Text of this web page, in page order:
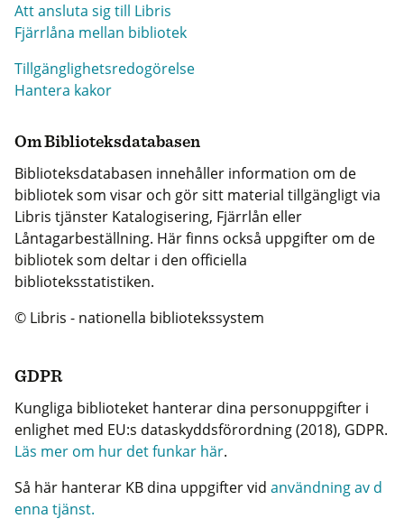
Att ansluta sig till Libris
Fjärrlåna mellan bibliotek
Tillgänglighetsredogörelse
Hantera kakor
Om Biblioteksdatabasen
Biblioteksdatabasen innehåller information om de
bibliotek som visar och gör sitt material tillgängligt via
Libris tjänster Katalogisering, Fjärrlån eller
Låntagarbeställning. Här finns också uppgifter om de
bibliotek som deltar i den officiella
biblioteksstatistiken.
© Libris - nationella bibliotekssystem
GDPR
Kungliga biblioteket hanterar dina personuppgifter i
enlighet med EU:s dataskyddsförordning (2018), GDPR.
Läs mer om hur det funkar här.
Så här hanterar KB dina uppgifter vid användning av d
enna tjänst.